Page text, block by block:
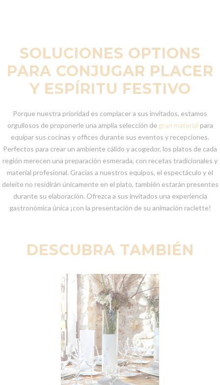
SOLUCIONES OPTIONS
PARA CONJUGAR PLACER
Y ESPÍRITU FESTIVO
Porque nuestra prioridad es complacer a sus invitados, estamos
orgullosos de proponerle una amplia selección de gran material para
equipar sus cocinas y offices durante sus eventos y recepciones.
Perfectos para crear un ambiente cálido y acogedor, los platos de cada
región merecen una preparación esmerada, con recetas tradicionales y
material profesional. Gracias a nuestros equipos, el espectáculo y el
deleite no residirán únicamente en el plato, también estarán presentes
durante su elaboración. Ofrezca a sus invitados una experiencia
gastronómica única ¡con la presentación de su animación raclette!
DESCUBRA TAMBIÉN